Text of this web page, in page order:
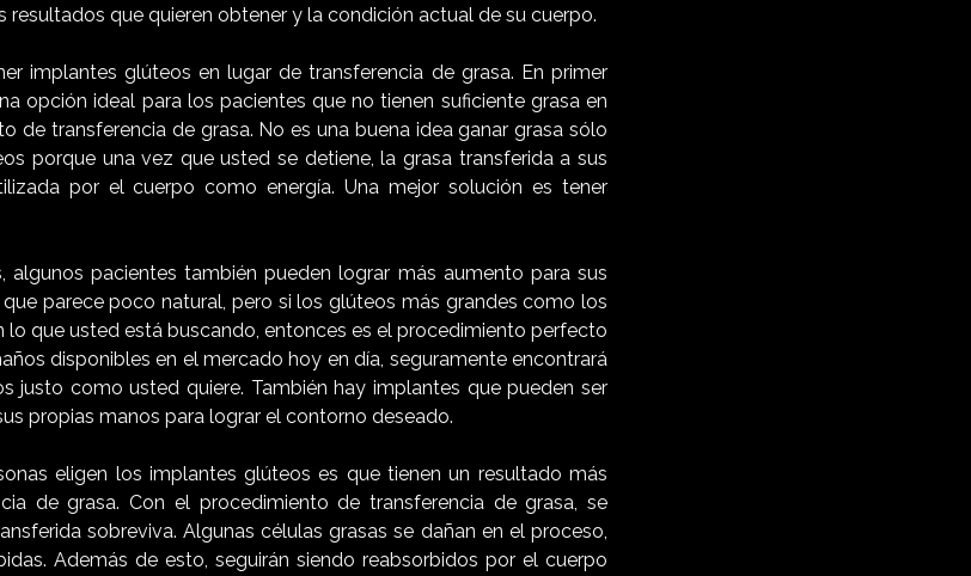
que quieren obtener y la condición actual de su cuerpo.
implantes glúteos en lugar de transferencia de grasa. En primer
opción ideal para los pacientes que no tienen suficiente grasa en
de transferencia de grasa. No es una buena idea ganar grasa sólo
porque una vez que usted se detiene, la grasa transferida a sus
por el cuerpo como energía. Una mejor solución es tener
pacientes también pueden lograr más aumento para sus
parece poco natural, pero si los glúteos más grandes como los
lo que usted está buscando, entonces es el procedimiento perfecto
disponibles en el mercado hoy en día, seguramente encontrará
justo como usted quiere. También hay implantes que pueden ser
propias manos para lograr el contorno deseado.
eligen los implantes glúteos es que tienen un resultado más
de grasa. Con el procedimiento de transferencia de grasa, se
sobreviva. Algunas células grasas se dañan en el proceso,
Además de esto, seguirán siendo reabsorbidos por el cuerpo